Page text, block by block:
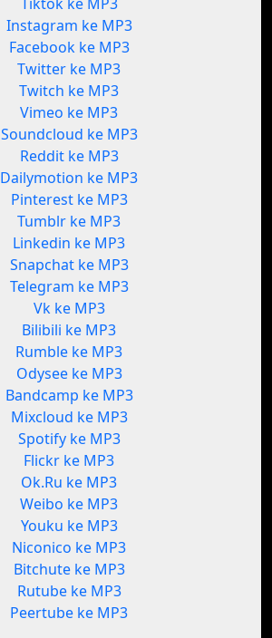
Instagram ke MP3
Facebook ke MP3
Twitter ke MP3
Twitch ke MP3
Vimeo ke MP3
Soundcloud ke MP3
Reddit ke MP3
Dailymotion ke MP3
Pinterest ke MP3
Tumblr ke MP3
Linkedin ke MP3
Snapchat ke MP3
Telegram ke MP3
Vk ke MP3
Bilibili ke MP3
Rumble ke MP3
Odysee ke MP3
Bandcamp ke MP3
Mixcloud ke MP3
Spotify ke MP3
Flickr ke MP3
Ok.Ru ke MP3
Weibo ke MP3
Youku ke MP3
Niconico ke MP3
Bitchute ke MP3
Rutube ke MP3
Peertube ke MP3